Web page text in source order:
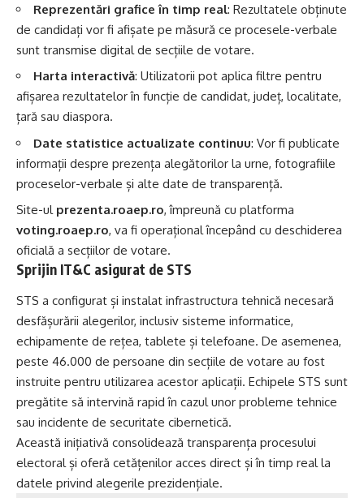
Reprezentări grafice în timp real: Rezultatele obținute
de candidați vor fi afișate pe măsură ce procesele-verbale
sunt transmise digital de secțiile de votare.
Harta interactivă: Utilizatorii pot aplica filtre pentru
afișarea rezultatelor în funcție de candidat, județ, localitate,
țară sau diaspora.
Date statistice actualizate continuu: Vor fi publicate
informații despre prezența alegătorilor la urne, fotografiile
proceselor-verbale și alte date de transparență.
Site-ul prezenta.roaep.ro, împreună cu platforma
voting.roaep.ro, va fi operațional începând cu deschiderea
oficială a secțiilor de votare.
Sprijin IT&C asigurat de STS
STS a configurat și instalat infrastructura tehnică necesară
desfășurării alegerilor, inclusiv sisteme informatice,
echipamente de rețea, tablete și telefoane. De asemenea,
peste 46.000 de persoane din secțiile de votare au fost
instruite pentru utilizarea acestor aplicații. Echipele STS sunt
pregătite să intervină rapid în cazul unor probleme tehnice
sau incidente de securitate cibernetică.
Această inițiativă consolidează transparența procesului
electoral și oferă cetățenilor acces direct și în timp real la
datele privind alegerile prezidențiale.